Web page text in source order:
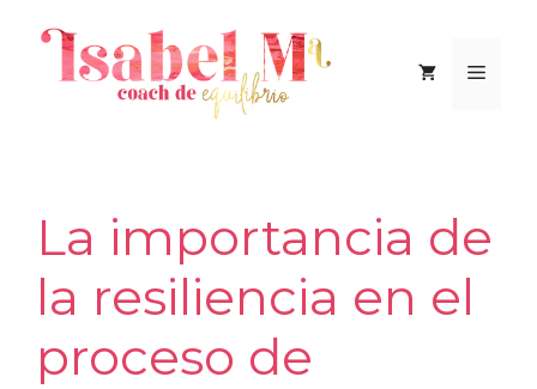
contenido
Menú
La importancia de
la resiliencia en el
proceso de